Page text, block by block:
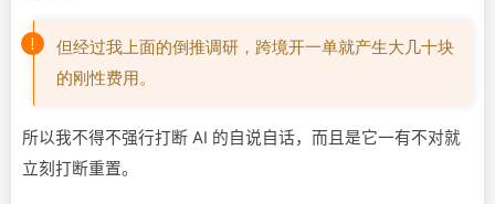
但经过我上面的倒推调研，跨境开一单就产生大几十块
的刚性费用。
所以我不得不强行打断 AI 的自说自话，而且是它一有不对就
立刻打断重置。